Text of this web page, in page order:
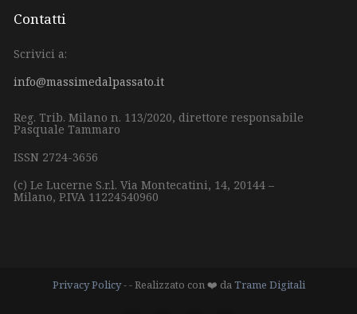
Contatti
Scrivici a:
info@massimedalpassato.it
Reg. Trib. Milano n. 113/2020, direttore responsabile
Pasquale Tammaro
ISSN 2724-3656
(c) Le Lucerne S.r.l. Via Montecatini, 14, 20144 –
Milano, P.IVA 11224540960
Privacy Policy- - Realizzato con ❤️ da Trame Digitali